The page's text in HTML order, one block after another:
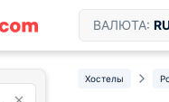
ВАЛЮТА:
Хостелы